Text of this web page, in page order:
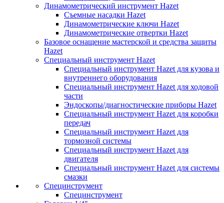
Динамометрический инструмент Hazet
Съемные насадки Hazet
Динамометрические ключи Hazet
Динамометрические отвертки Hazet
Базовое оснащение мастерской и средства защиты
Hazet
Специальный инструмент Hazet
Специальный инструмент Hazet для кузова и
внутреннего оборудования
Специальный инструмент Hazet для ходовой
части
Эндоскопы/диагностические приборы Hazet
Специальный инструмент Hazet для коробки
передач
Специальный инструмент Hazet для
тормозной системы
Специальный инструмент Hazet для
двигателя
Специальный инструмент Hazet для системы
смазки
Специнструмент
Специнструмент